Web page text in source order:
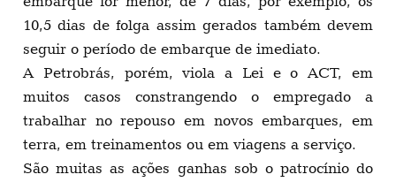
10,5 dias de folga assim gerados também devem
seguir o período de embarque de imediato.
A Petrobrás, porém, viola a Lei e o ACT, em
muitos casos constrangendo o empregado a
trabalhar no repouso em novos embarques, em
terra, em treinamentos ou em viagens a serviço.
São muitas as ações ganhas sob o patrocínio do